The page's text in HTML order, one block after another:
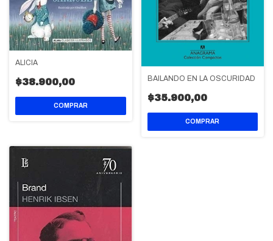
ALICIA
$38.900,00 BAILANDO EN LA OSCURIDAD
$35.900,00